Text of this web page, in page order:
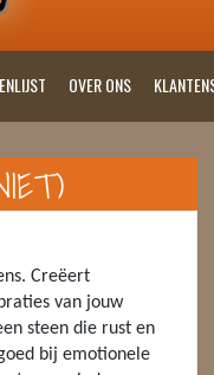
OVER ONS
Creëert
van jouw
steen die rust en
bij emotionele